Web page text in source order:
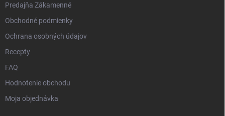
Predajňa Zákamenné
Obchodné podmienky
Ochrana osobných údajov
Recepty
FAQ
Hodnotenie obchodu
Moja objednávka